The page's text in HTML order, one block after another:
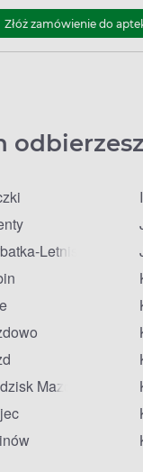
Złóż zamówienie do
Letnisko
Mazowiecki